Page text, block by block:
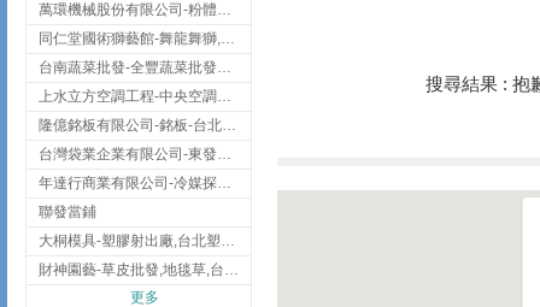
萬環機械股份有限公司-粉體塗裝設備,輸送機,輸送機設備,台南輸送機
同仁堂國術獅藝館-舞龍舞獅,台中舞龍舞獅
台南蔬菜批發-全豐蔬菜批發專送/台南蔬菜箱宅配到府
上水立方空調工程-中央空調規劃,台北中央空調規劃
隆億銘板有限公司-銘板-台北銘板-板橋銘板
台灣袋業企業有限公司-東發企業社/台中太空袋/太空包
年達行商業有限公司-冷媒探漏儀,壓力錶組,真空泵浦,台北冷凍空調材料
聯發當鋪
大桐模具-塑膠射出廠,台北塑膠射出廠
財神園藝-草皮批發,地毯草,台北草,彰化地毯草,彰化台北草
更多
搜尋結果 : 抱